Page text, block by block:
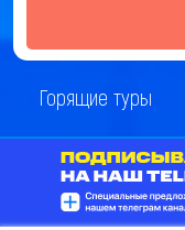
Горящие туры